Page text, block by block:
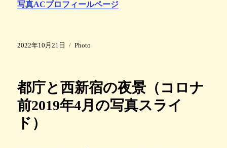
写真ACプロフィールページ
投
2022年10月21日
カ
ー
Photo
都庁と西新宿の夜景（コロナ
前2019年4月の写真スライ
ド）